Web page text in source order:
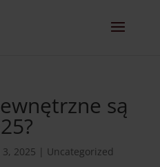
są
3, 2025 | Uncategorized